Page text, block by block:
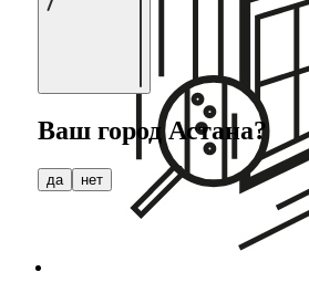
Ваш городАстана?
да нет